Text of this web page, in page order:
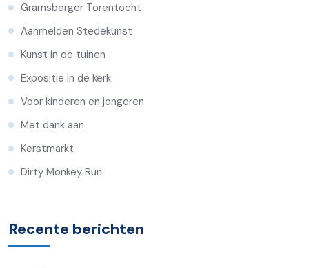
Gramsberger Torentocht
Aanmelden Stedekunst
Kunst in de tuinen
Expositie in de kerk
Voor kinderen en jongeren
Met dank aan
Kerstmarkt
Dirty Monkey Run
Recente berichten